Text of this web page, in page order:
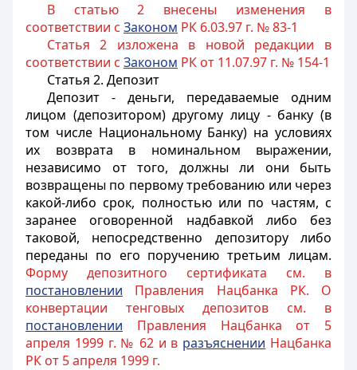
В статью 2 внесены изменения в
соответствии с Законом РК 6.03.97 г. № 83-1
Статья 2 изложена в новой редакции в
соответствии с Законом РК от 11.07.97 г. № 154-1
Статья 2. Депозит
Депозит - деньги, передаваемые одним
лицом (депозитором) другому лицу - банку (в
том числе Национальному Банку) на условиях
их возврата в номинальном выражении,
независимо от того, должны ли они быть
возвращены по первому требованию или через
какой-либо срок, полностью или по частям, с
заранее оговоренной надбавкой либо без
таковой, непосредственно депозитору либо
переданы по его поручению третьим лицам.
Форму депозитного сертификата см. в
постановлении Правления Нацбанка РК. О
конвертации тенговых депозитов см. в
постановлении Правления Нацбанка от 5
апреля 1999 г. № 62 и в разъяснении Нацбанка
РК от 5 апреля 1999 г.